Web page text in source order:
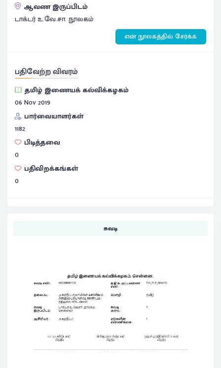
ஆவண இருப்பிடம்
டாக்டர் உ.வே.சா. நூலகம்
என் நூலகத்தில் சேர்க்க
பதிவேற்ற விவரம்
தமிழ் இணையக் கல்விக்கழகம்
06 Nov 2019
பார்வையாளர்கள்
1182
பிடித்தவை
0
பதிவிறக்கங்கள்
0
சுவடி